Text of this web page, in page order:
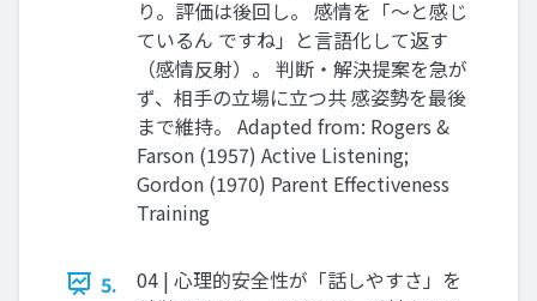
り。評価は後回し。 感情を「〜と感じ
ているん ですね」と言語化して返す
（感情反射）。 判断・解決提案を急が
ず、相手の立場に立つ共 感姿勢を最後
まで維持。 Adapted from: Rogers &
Farson (1957) Active Listening;
Gordon (1970) Parent Effectiveness
Training
5.
04 | 心理的安全性が「話しやすさ」を